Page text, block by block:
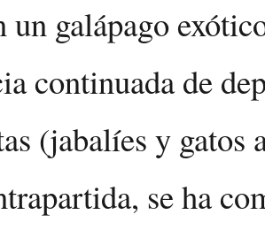
un galápago
continuada de
(jabalíes y gatos
se ha